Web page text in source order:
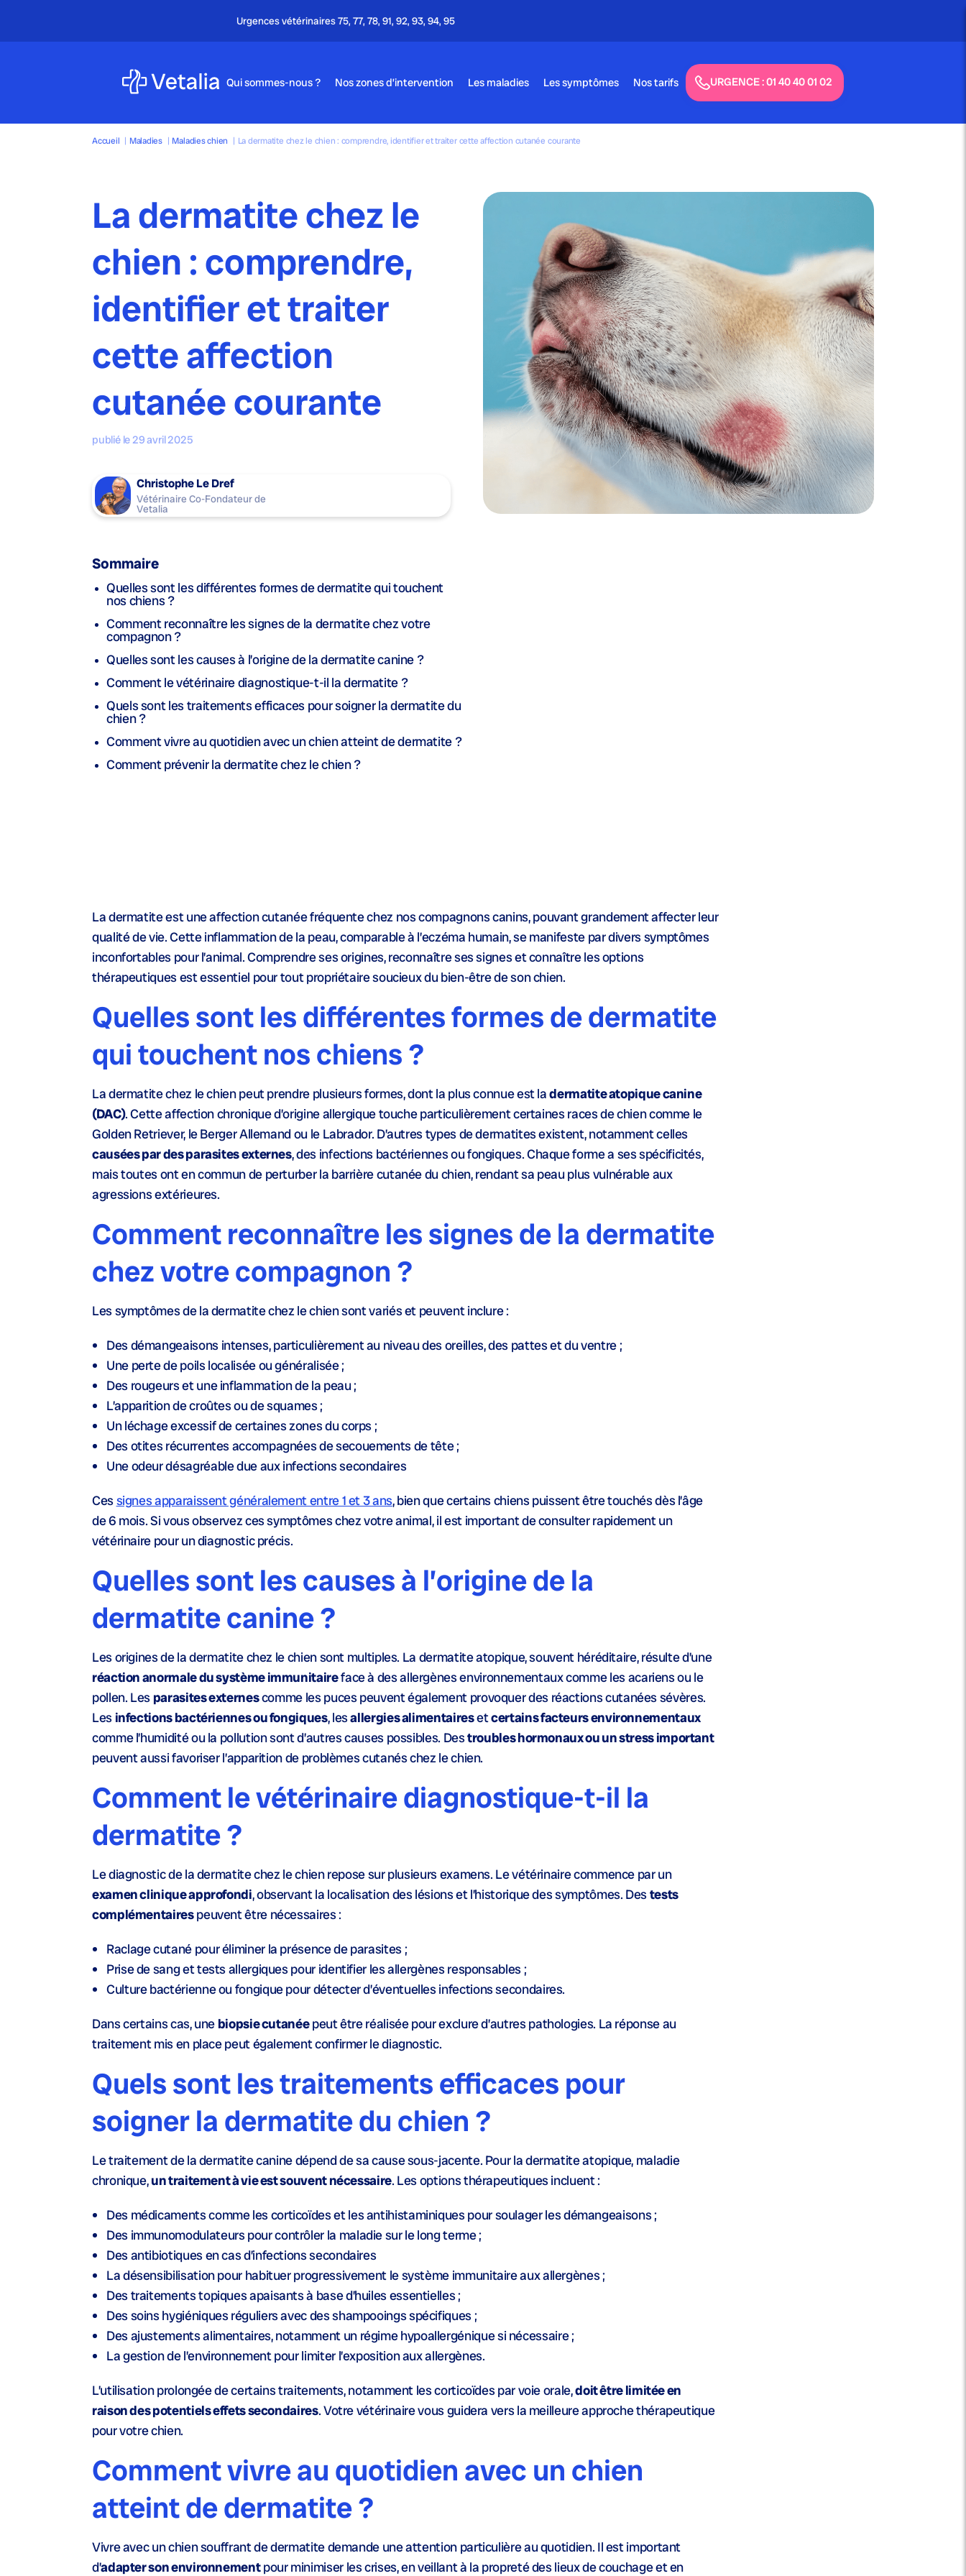
Qui sommes-nous ? Nos zones d’intervention Les maladies Les symptômes Nos tarifs URGENCE : 01 40 40 01 02
Accueil | Maladies | Maladies chien | La dermatite chez le chien : comprendre, identifier et traiter cette affection cutanée courante
La dermatite chez le
chien : comprendre,
identifier et traiter
cette affection
cutanée courante
publié le 29 avril 2025
Christophe Le Dref
Vétérinaire Co-Fondateur de
Vetalia
Sommaire
Quelles sont les différentes formes de dermatite qui touchent
nos chiens ?
Comment reconnaître les signes de la dermatite chez votre
compagnon ?
Quelles sont les causes à l’origine de la dermatite canine ?
Comment le vétérinaire diagnostique-t-il la dermatite ?
Quels sont les traitements efficaces pour soigner la dermatite du
chien ?
Comment vivre au quotidien avec un chien atteint de dermatite ?
Comment prévenir la dermatite chez le chien ?
La dermatite est une affection cutanée fréquente chez nos compagnons canins, pouvant grandement affecter leur
qualité de vie. Cette inflammation de la peau, comparable à l’eczéma humain, se manifeste par divers symptômes
inconfortables pour l’animal. Comprendre ses origines, reconnaître ses signes et connaître les options
thérapeutiques est essentiel pour tout propriétaire soucieux du bien-être de son chien.
Quelles sont les différentes formes de dermatite
qui touchent nos chiens ?
La dermatite chez le chien peut prendre plusieurs formes, dont la plus connue est ladermatite atopique canine
(DAC). Cette affection chronique d’origine allergique touche particulièrement certaines races de chien comme le
Golden Retriever, le Berger Allemand ou le Labrador. D’autres types de dermatites existent, notamment celles
causées par des parasites externes, des infections bactériennes ou fongiques. Chaque forme a ses spécificités,
mais toutes ont en commun de perturber la barrière cutanée du chien, rendant sa peau plus vulnérable aux
agressions extérieures.
Comment reconnaître les signes de la dermatite
chez votre compagnon ?
Les symptômes de la dermatite chez le chien sont variés et peuvent inclure :
Desdémangeaisons intenses, particulièrement au niveau des oreilles, des pattes et du ventre ;
Une perte de poilslocalisée ou généralisée ;
Des rougeurs et une inflammationde la peau ;
L’apparition decroûtes ou de squames;
Unléchage excessifde certaines zones du corps ;
Desotites récurrentesaccompagnées desecouements de tête;
Uneodeur désagréabledue aux infections secondaires
Cessignes apparaissent généralement entre 1 et 3 ans, bien que certains chiens puissent être touchés dès l’âge
de 6 mois. Si vous observez ces symptômes chez votre animal, il est important de consulter rapidement un
vétérinaire pour un diagnostic précis.
Quelles sont les causes à l’origine de la
dermatite canine ?
Les origines de la dermatite chez le chien sont multiples. La dermatite atopique, souvent héréditaire, résulte d’une
réaction anormale du système immunitaireface à des allergènes environnementaux comme les acariens ou le
pollen. Les parasites externescomme les puces peuvent également provoquer des réactions cutanées sévères.
Les infections bactériennes ou fongiques, lesallergies alimentairesetcertains facteurs environnementaux
comme l’humidité ou la pollution sont d’autres causes possibles. Destroubles hormonaux ou un stress important
peuvent aussi favoriser l’apparition de problèmes cutanés chez le chien.
Comment le vétérinaire diagnostique-t-il la
dermatite ?
Le diagnostic de la dermatite chez le chien repose sur plusieurs examens. Le vétérinaire commence par un
examen clinique approfondi, observant la localisation des lésions et l’historique des symptômes. Destests
complémentairespeuvent être nécessaires :
Raclage cutané pour éliminer la présence de parasites ;
Prise de sang et tests allergiques pour identifier les allergènes responsables ;
Culture bactérienne ou fongique pour détecter d’éventuelles infections secondaires.
Dans certains cas, une biopsie cutanéepeut être réalisée pour exclure d’autres pathologies. La réponse au
traitement mis en place peut également confirmer le diagnostic.
Quels sont les traitements efficaces pour
soigner la dermatite du chien ?
Le traitement de la dermatite canine dépend de sa cause sous-jacente. Pour la dermatite atopique, maladie
chronique,un traitement à vie est souvent nécessaire. Les options thérapeutiques incluent :
Des médicaments commeles corticoïdes et les antihistaminiquespour soulager les démangeaisons ;
Des immunomodulateurspour contrôler la maladie sur le long terme ;
Desantibiotiquesen cas d’infections secondaires
Ladésensibilisationpour habituer progressivement le système immunitaire aux allergènes ;
Destraitements topiquesapaisants à base d’huiles essentielles ;
Dessoins hygiéniques réguliersavec des shampooings spécifiques ;
Desajustements alimentaires, notamment un régime hypoallergénique si nécessaire ;
Lagestion de l’environnementpour limiter l’exposition aux allergènes.
L’utilisation prolongée de certains traitements, notamment les corticoïdes par voie orale,doit être limitée en
raison des potentiels effets secondaires. Votre vétérinaire vous guidera vers la meilleure approche thérapeutique
pour votre chien.
Comment vivre au quotidien avec un chien
atteint de dermatite ?
Vivre avec un chien souffrant de dermatite demande une attention particulière au quotidien. Il est important
d’adapter son environnementpour minimiser les crises, en veillant à la propreté des lieux de couchage et en